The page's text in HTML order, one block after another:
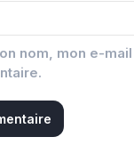
nom, mon e-